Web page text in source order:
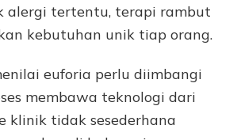
alergi tertentu, terapi rambut
kebutuhan unik tiap orang.
euforia perlu diimbangi
membawa teknologi dari
klinik tidak sesederhana